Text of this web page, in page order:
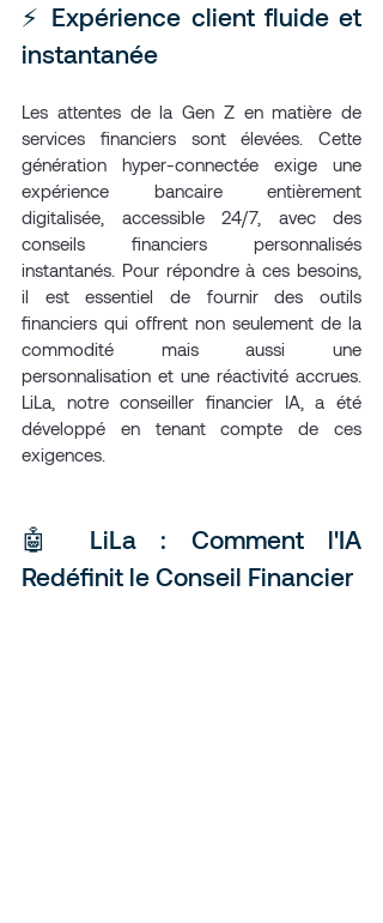
⚡️ Expérience client fluide et
instantanée
Les attentes de la Gen Z en matière de
services financiers sont élevées. Cette
génération hyper-connectée exige une
expérience bancaire entièrement
digitalisée, accessible 24/7, avec des
conseils financiers personnalisés
instantanés. Pour répondre à ces besoins,
il est essentiel de fournir des outils
financiers qui offrent non seulement de la
commodité mais aussi une
personnalisation et une réactivité accrues.
LiLa, notre conseiller financier IA, a été
développé en tenant compte de ces
exigences.
🤖 LiLa : Comment l'IA
Redéfinit le Conseil Financier